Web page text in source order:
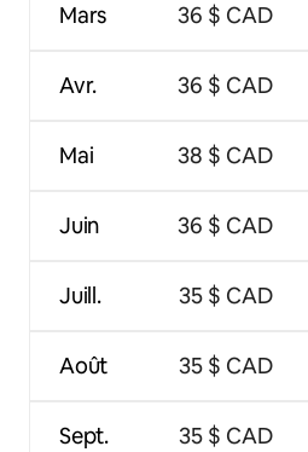
Mars
Avr.
Mai
Juin
Juill.
Août
Sept.
36 $ CAD
36 $ CAD
38 $ CAD
36 $ CAD
35 $ CAD
35 $ CAD
35 $ CAD